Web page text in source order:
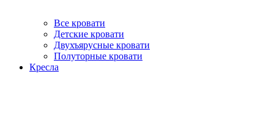
Все кровати
Детские кровати
Двухъярусные кровати
Полуторные кровати
Кресла